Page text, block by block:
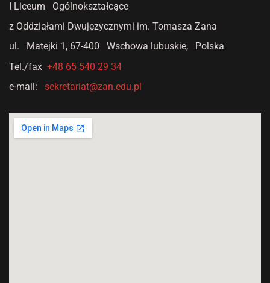
I Liceum Ogólnokształcące
z Oddziałami Dwujęzycznymi im. Tomasza Zana
ul. Matejki 1, 67-400 Wschowa lubuskie, Polska
Tel./fax +48 65 540 29 34
e-mail: sekretariat@zan.edu.pl